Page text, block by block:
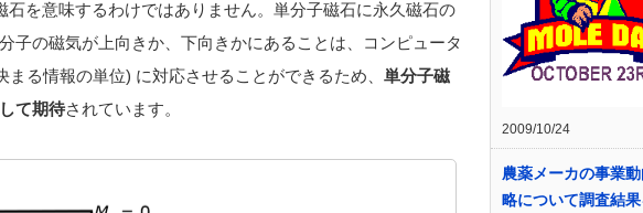
石を意味するわけではありません。単分子磁石に永久磁石の
子の磁気が上向きか、下向きかにあることは、コンピュータ
る情報の単位) に対応させることができるため、 単分子磁
て期待されています。
2009/10/24
農薬メーカの事業
略について調査結